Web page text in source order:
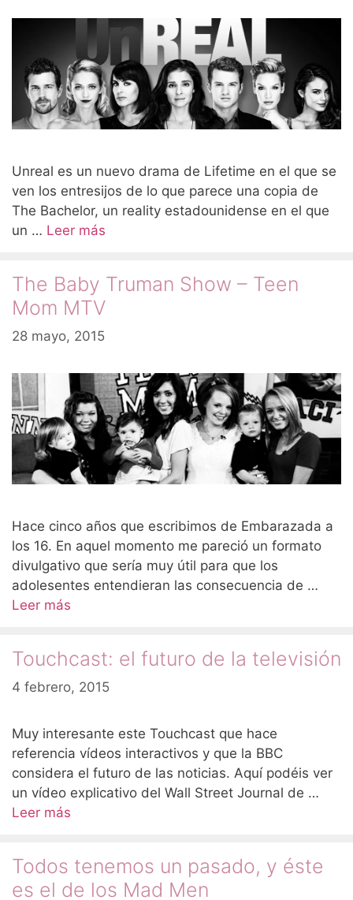
Unreal es un nuevo drama de Lifetime en el que se
ven los entresijos de lo que parece una copia de
The Bachelor, un reality estadounidense en el que
un … Leer más
The Baby Truman Show – Teen
Mom MTV
28 mayo, 2015
Hace cinco años que escribimos de Embarazada a
los 16. En aquel momento me pareció un formato
divulgativo que sería muy útil para que los
adolesentes entendieran las consecuencia de …
Leer más
Touchcast: el futuro de la televisión
4 febrero, 2015
Muy interesante este Touchcast que hace
referencia vídeos interactivos y que la BBC
considera el futuro de las noticias. Aquí podéis ver
un vídeo explicativo del Wall Street Journal de …
Leer más
Todos tenemos un pasado, y éste
es el de los Mad Men